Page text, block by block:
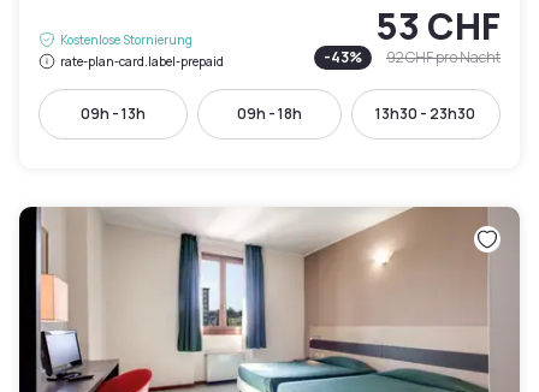
Kostenlose Stornierung
rate-plan-card.label-prepaid
53 CHF
-43% 92 CHFpro Nacht
09h - 13h 09h - 18h 13h30 - 23h30